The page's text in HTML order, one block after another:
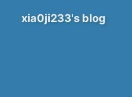
xia0ji233's blog